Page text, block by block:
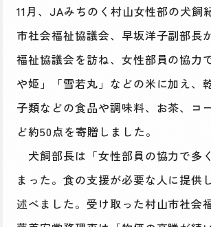
11月、JAみちのく村山女性部の犬飼
市社会福祉協議会、早坂洋子副部長
福祉協議会を訪ね、女性部員の協力
や姫」「雪若丸」などの米に加え、
子類などの食品や調味料、お茶、コ
ど約50点を寄贈しました。
犬飼部長は「女性部員の協力で多
まった。食の支援が必要な人に提供
述べました。受け取った村山市社会